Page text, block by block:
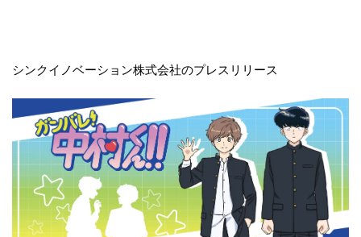
シンクイノベーション株式会社のプレスリリース